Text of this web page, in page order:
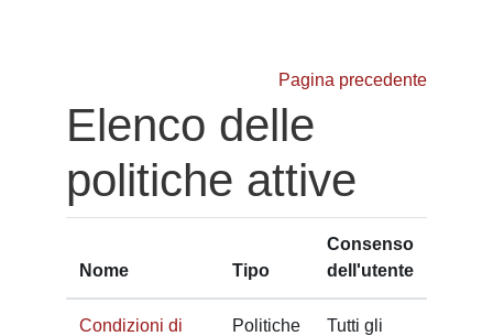
Pagina precedente
Elenco delle
politiche attive
Nome Tipo
Consenso
dell'utente
Condizioni di
Politiche
Tutti gli